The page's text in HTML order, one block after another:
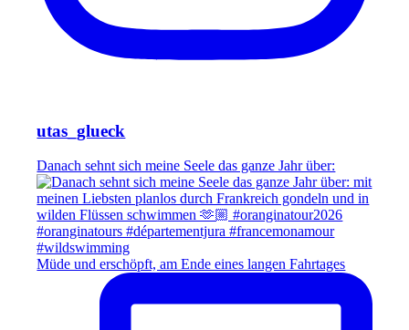
utas_glueck
Danach sehnt sich meine Seele das ganze Jahr über:
Müde und erschöpft, am Ende eines langen Fahrtages